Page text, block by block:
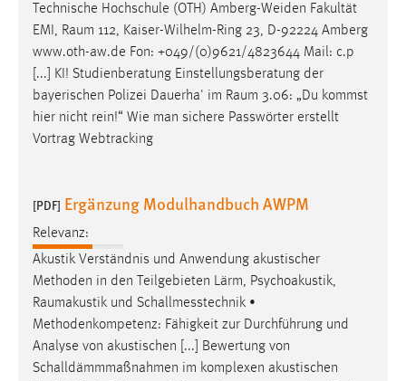
Technische Hochschule (OTH) Amberg-Weiden Fakultät
EMI, Raum 112, Kaiser-Wilhelm-Ring 23, D-92224 Amberg
www.oth-aw.de Fon: +049/(0)9621/4823644 Mail: c.p
[...] KI! Studienberatung Einstellungsberatung der
bayerischen Polizei Dauerha' im Raum 3.06: „Du kommst
hier nicht rein!“ Wie man sichere Passwörter erstellt
Vortrag Webtracking
[PDF] Ergänzung Modulhandbuch AWPM
Relevanz:
Akustik Verständnis und Anwendung akustischer
Methoden in den Teilgebieten Lärm, Psychoakustik,
Raumakustik und Schallmesstechnik •
Methodenkompetenz: Fähigkeit zur Durchführung und
Analyse von akustischen [...] Bewertung von
Schalldämmmaßnahmen im komplexen akustischen